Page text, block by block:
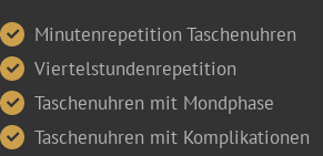
Minutenrepetition Taschenuhren
Viertelstundenrepetition
Taschenuhren mit Mondphase
Taschenuhren mit Komplikationen